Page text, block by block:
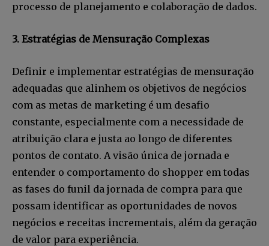
processo de planejamento e colaboração de dados.
3. Estratégias de Mensuração Complexas
Definir e implementar estratégias de mensuração
adequadas que alinhem os objetivos de negócios
com as metas de marketing é um desafio
constante, especialmente com a necessidade de
atribuição clara e justa ao longo de diferentes
pontos de contato. A visão única de jornada e
entender o comportamento do shopper em todas
as fases do funil da jornada de compra para que
possam identificar as oportunidades de novos
negócios e receitas incrementais, além da geração
de valor para experiência.